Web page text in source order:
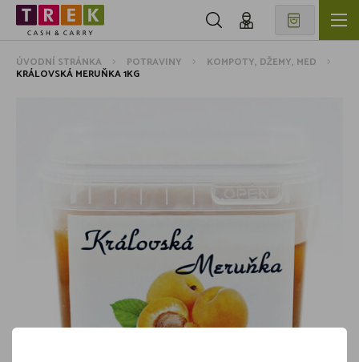
ÚVODNÍ STRÁNKA POTRAVINY KOMPOTY, DŽEMY, MED
KRÁLOVSKÁ MERUŇKA 1KG